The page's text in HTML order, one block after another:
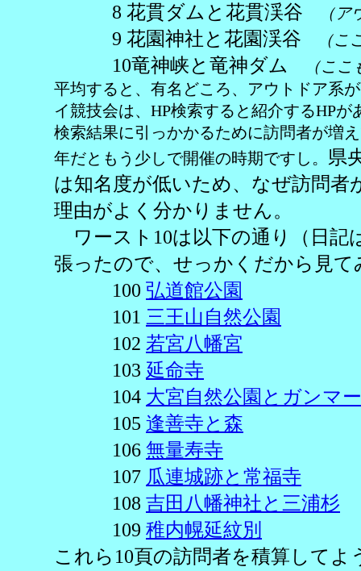
8 花貫ダムと花貫渓谷 （
9 花園神社と花園渓谷 （こ
10竜神峡と竜神ダム
（こ
平均すると、有名どころ、アウトドア系
イ競技会は、HP検索すると紹介するHP
検索結果に引っかかるために訪問者が増
年だともう少しで開催の時期ですし。 県
は知名度が低いため、なぜ訪問者
理由がよく分かりません。
ワースト10は以下の通り（日記
張ったので、せっかくだから見て
100 弘道館公園
101 三王山自然公園
102 若宮八幡宮
103 延命寺
104 大宮自然公園とガンマ
105 逢善寺と森
106 無量寿寺
107 瓜連城跡と常福寺
108 吉田八幡神社と三浦杉
109 稚内幌延紋別
これら10頁の訪問者を積算してよ